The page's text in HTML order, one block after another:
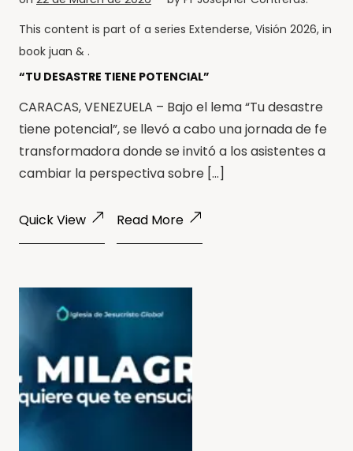
This content is part of a series Extenderse, Visión 2026, in
book juan & .
“TU DESASTRE TIENE POTENCIAL”
CARACAS, VENEZUELA – Bajo el lema “Tu desastre
tiene potencial”, se llevó a cabo una jornada de fe
transformadora donde se invitó a los asistentes a
cambiar la perspectiva sobre […]
Quick View Read More